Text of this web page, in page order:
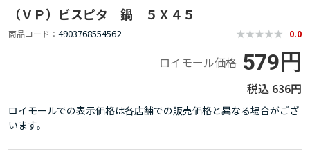
（ＶＰ）ビスピタ 鍋 ５Ｘ４５
商品コード 4903768554562 0.0
ロイモール価格 579円
636円
ロイモールでの表示価格は各店舗での販売価格と異なる場合がござ
います。